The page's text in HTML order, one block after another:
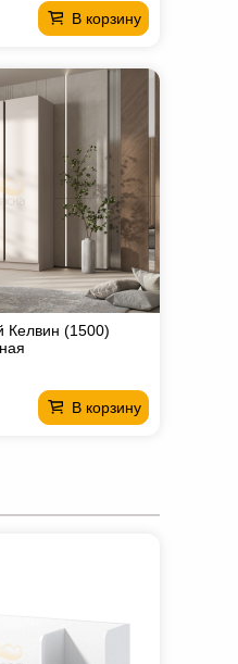
В корзину
Келвин (1500)
В корзину